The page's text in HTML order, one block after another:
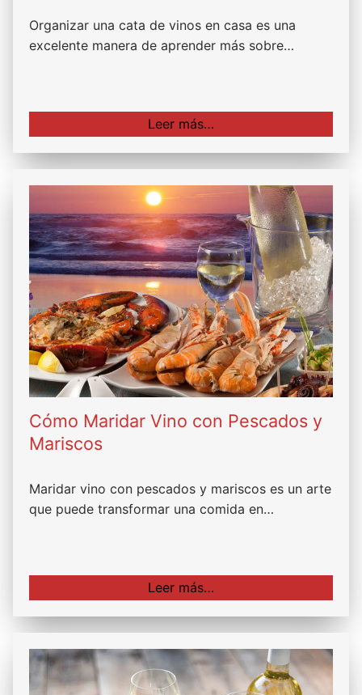
Organizar una cata de vinos en casa es una
excelente manera de aprender más sobre…
Leer más…
Cómo Maridar Vino con Pescados y
Mariscos
Maridar vino con pescados y mariscos es un arte
que puede transformar una comida en…
Leer más…